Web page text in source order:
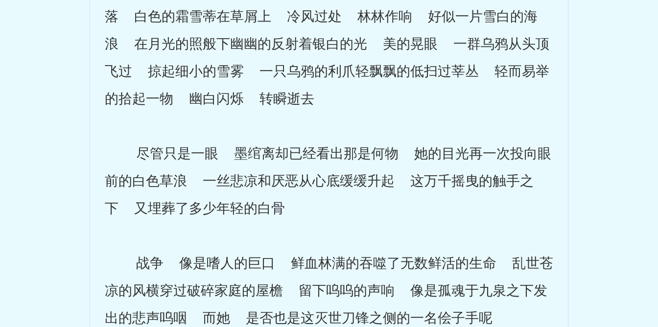
落 白色的霜雪蒂在草屑上 冷风过处 林林作响 好似一片雪白的海
浪 在月光的照般下幽幽的反射着银白的光 美的晃眼 一群乌鸦从头顶
飞过 掠起细小的雪雾 一只乌鸦的利爪轻飘飘的低扫过莘丛 轻而易举
的拾起一物 幽白闪烁 转瞬逝去
尽管只是一眼 墨绾离却已经看出那是何物 她的目光再一次投向眼
前的白色草浪 一丝悲凉和厌恶从心底缓缓升起 这万千摇曳的触手之
下 又埋葬了多少年轻的白骨
战争 像是嗜人的巨口 鲜血林满的吞噬了无数鲜活的生命 乱世苍
凉的风横穿过破碎家庭的屋檐 留下呜呜的声响 像是孤魂于九泉之下发
出的悲声呜咽 而她 是否也是这灭世刀锋之侧的一名侩子手呢